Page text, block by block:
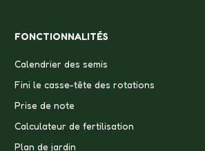
FONCTIONNALITÉS
Calendrier des semis
Fini le casse-tête des rotations
Prise de note
Calculateur de fertilisation
Plan de jardin